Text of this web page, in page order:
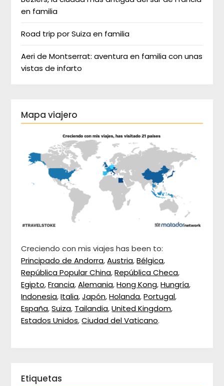
en familia
Road trip por Suiza en familia
Aeri de Montserrat: aventura en familia con unas
vistas de infarto
Mapa viajero
Creciendo con mis viajes has been to:
Principado de Andorra,Austria,Bélgica,
República Popular China,República Checa,
Egipto,Francia,Alemania,Hong Kong,Hungría,
Indonesia,Italia,Japón,Holanda,Portugal,
España,Suiza, Tailandia,United Kingdom,
Estados Unidos,Ciudad del Vaticano.
Etiquetas